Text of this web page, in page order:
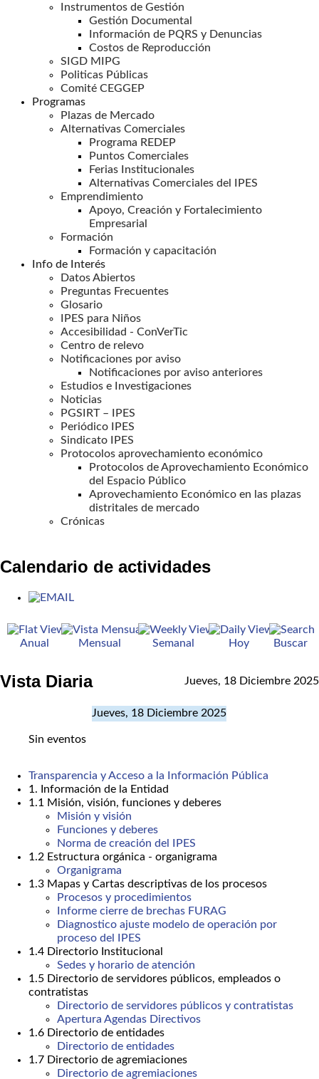
Instrumentos de Gestión
Gestión Documental
Información de PQRS y Denuncias
Costos de Reproducción
SIGD MIPG
Politicas Públicas
Comité CEGGEP
Programas
Plazas de Mercado
Alternativas Comerciales
Programa REDEP
Puntos Comerciales
Ferias Institucionales
Alternativas Comerciales del IPES
Emprendimiento
Apoyo, Creación y Fortalecimiento
Empresarial
Formación
Formación y capacitación
Info de Interés
Datos Abiertos
Preguntas Frecuentes
Glosario
IPES para Niños
Accesibilidad - ConVerTic
Centro de relevo
Notificaciones por aviso
Notificaciones por aviso anteriores
Estudios e Investigaciones
Noticias
PGSIRT – IPES
Periódico IPES
Sindicato IPES
Protocolos aprovechamiento económico
Protocolos de Aprovechamiento Económico
del Espacio Público
Aprovechamiento Económico en las plazas
distritales de mercado
Crónicas
Calendario de actividades
Anual Mensual Semanal Hoy Buscar
Vista Diaria Jueves, 18 Diciembre 2025
Jueves, 18 Diciembre 2025
Sin eventos
Transparencia y Acceso a la Información Pública
1. Información de la Entidad
1.1 Misión, visión, funciones y deberes
Misión y visión
Funciones y deberes
Norma de creación del IPES
1.2 Estructura orgánica - organigrama
Organigrama
1.3 Mapas y Cartas descriptivas de los procesos
Procesos y procedimientos
Informe cierre de brechas FURAG
Diagnostico ajuste modelo de operación por
proceso del IPES
1.4 Directorio Institucional
Sedes y horario de atención
1.5 Directorio de servidores públicos, empleados o
contratistas
Directorio de servidores públicos y contratistas
Apertura Agendas Directivos
1.6 Directorio de entidades
Directorio de entidades
1.7 Directorio de agremiaciones
Directorio de agremiaciones